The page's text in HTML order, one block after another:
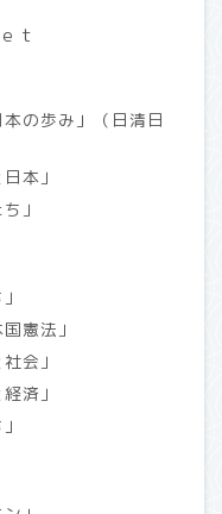
ｔ
の歩み」（日清日
本」
」
憲法」
会」
済」